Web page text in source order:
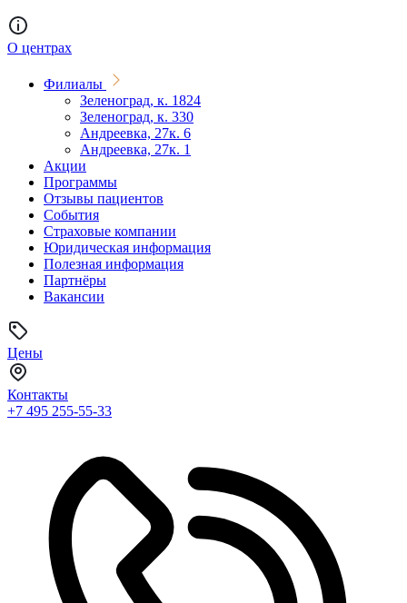
О центрах
Филиалы
Зеленоград, к. 1824
Зеленоград, к. 330
Андреевка, 27к. 6
Андреевка, 27к. 1
Акции
Программы
Отзывы пациентов
События
Страховые компании
Юридическая информация
Полезная информация
Партнёры
Вакансии
Цены
Контакты
+7 495 255-55-33